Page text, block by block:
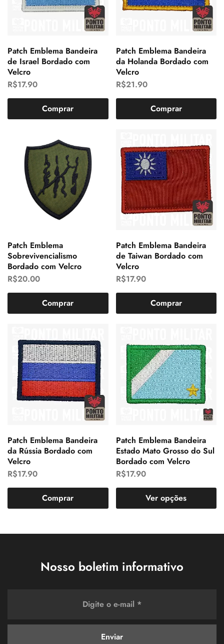
Patch Emblema Bandeira
de Israel Bordado com
Velcro
R$17.90
Comprar
Patch Emblema Bandeira
da Holanda Bordado com
Velcro
R$21.90
Comprar
Patch Emblema
Sobrevivencialismo
Bordado com Velcro
R$20.00
Comprar
Patch Emblema Bandeira
de Taiwan Bordado com
Velcro
R$17.90
Comprar
Patch Emblema Bandeira
da Rússia Bordado com
Velcro
R$17.90
Comprar
Patch Emblema Bandeira
Estado Mato Grosso do Sul
Bordado com Velcro
R$17.90
Ver opções
Nosso boletim informativo